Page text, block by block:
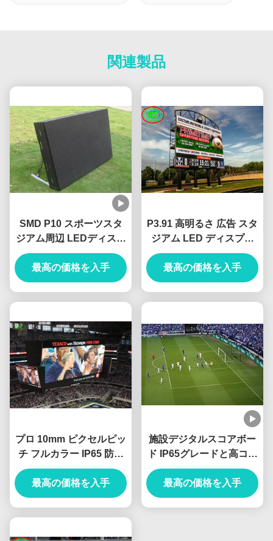
関連製品
SMD P10 スポーツスタ
ジアム周辺 LEDディスプ
レイ 商業広告掲示板
最高の価格を入手
P3.91 高明るさ 広告 スタ
ジアム LED ディスプレ
イ レンタル エネルギー節
約
最高の価格を入手
プロ 10mm ピクセルピッ
チ フルカラー IP65 防水
スタジアム LEDディスプ
レイ
最高の価格を入手
施設デジタルスコアボー
ド IP65グレードと高コン
トラスト比 5000 1 あな
たの要求のために
最高の価格を入手